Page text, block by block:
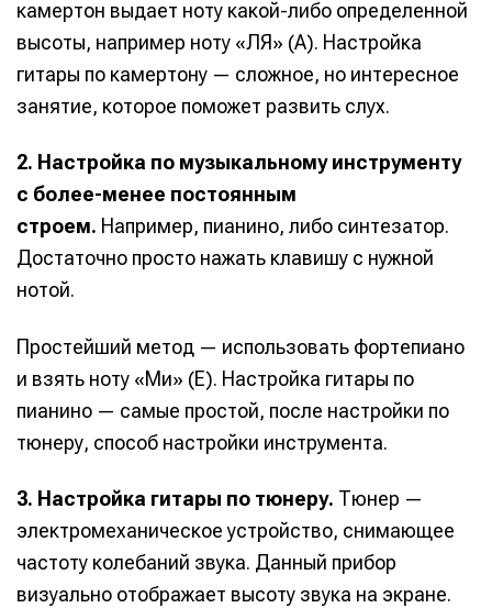
камертон выдает ноту какой-либо определенной
высоты, например ноту «ЛЯ» (A). Настройка
гитары по камертону — сложное, но интересное
занятие, которое поможет развить слух.
2. Настройка по музыкальному инструменту
с более-менее постоянным
строем. Например, пианино, либо синтезатор.
Достаточно просто нажать клавишу с нужной
нотой.
Простейший метод — использовать фортепиано
и взять ноту «Ми» (E). Настройка гитары по
пианино — самые простой, после настройки по
тюнеру, способ настройки инструмента.
3. Настройка гитары по тюнеру. Тюнер —
электромеханическое устройство, снимающее
частоту колебаний звука. Данный прибор
визуально отображает высоту звука на экране.